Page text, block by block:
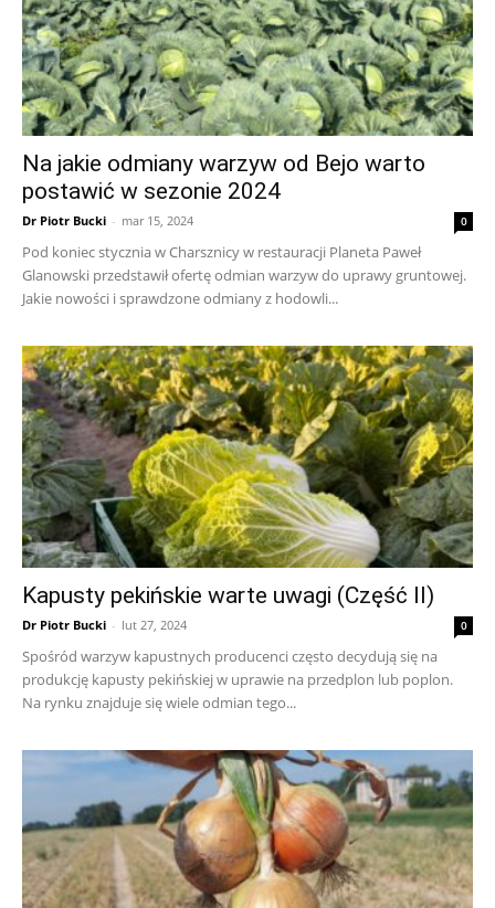
Na jakie odmiany warzyw od Bejo warto
postawić w sezonie 2024
Dr Piotr Bucki - mar 15, 2024 0
Pod koniec stycznia w Charsznicy w restauracji Planeta Paweł
Glanowski przedstawił ofertę odmian warzyw do uprawy gruntowej.
Jakie nowości i sprawdzone odmiany z hodowli...
Kapusty pekińskie warte uwagi (Część II)
Dr Piotr Bucki - lut 27, 2024 0
Spośród warzyw kapustnych producenci często decydują się na
produkcję kapusty pekińskiej w uprawie na przedplon lub poplon.
Na rynku znajduje się wiele odmian tego...